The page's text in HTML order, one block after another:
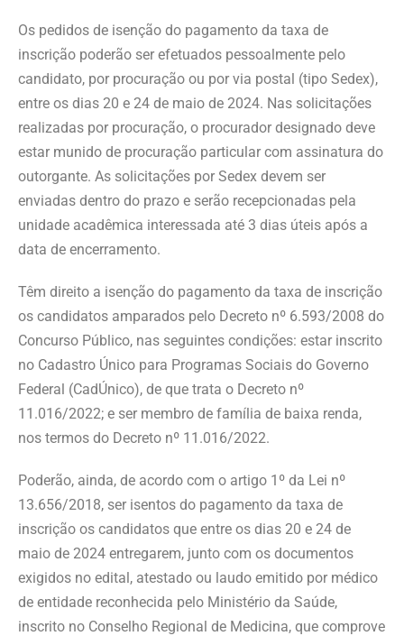
Os pedidos de isenção do pagamento da taxa de
inscrição poderão ser efetuados pessoalmente pelo
candidato, por procuração ou por via postal (tipo Sedex),
entre os dias 20 e 24 de maio de 2024. Nas solicitações
realizadas por procuração, o procurador designado deve
estar munido de procuração particular com assinatura do
outorgante. As solicitações por Sedex devem ser
enviadas dentro do prazo e serão recepcionadas pela
unidade acadêmica interessada até 3 dias úteis após a
data de encerramento.
Têm direito a isenção do pagamento da taxa de inscrição
os candidatos amparados pelo Decreto nº 6.593/2008 do
Concurso Público, nas seguintes condições: estar inscrito
no Cadastro Único para Programas Sociais do Governo
Federal (CadÚnico), de que trata o Decreto nº
11.016/2022; e ser membro de família de baixa renda,
nos termos do Decreto nº 11.016/2022.
Poderão, ainda, de acordo com o artigo 1º da Lei nº
13.656/2018, ser isentos do pagamento da taxa de
inscrição os candidatos que entre os dias 20 e 24 de
maio de 2024 entregarem, junto com os documentos
exigidos no edital, atestado ou laudo emitido por médico
de entidade reconhecida pelo Ministério da Saúde,
inscrito no Conselho Regional de Medicina, que comprove